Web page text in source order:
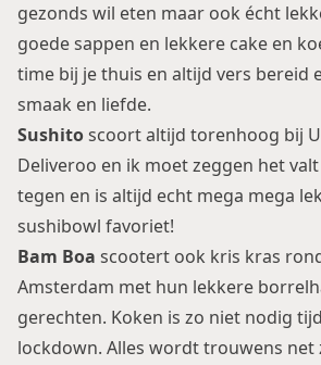
gezonds wil eten maar ook écht
goede sappen en lekkere cake en
time bij je thuis en altijd vers bereid
smaak en liefde.
Sushitoscoort altijd torenhoog bij
Deliveroo en ik moet zeggen het
tegen en is altijd echt mega mega
sushibowl favoriet!
Bam Boa scootert ook kris kras
Amsterdam met hun lekkere
gerechten. Koken is zo niet nodig
lockdown. Alles wordt trouwens net